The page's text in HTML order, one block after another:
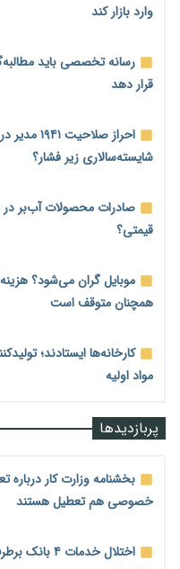
وارد بازار کند
رسانه تخصصی باید
قرار دهد
احراز
شایسته‌سالاری زیر فشار؟
صادرات محصولات آب‌بر
قیمتی؟
همچنان متوقف است
کارخانه‌ها ایستادند؛
مواد اولیه
قیمت مسکن در دست
پربازدیدها
بخشنامه وزارت کار
خصوصی هم تعطیل هستند
اختلال